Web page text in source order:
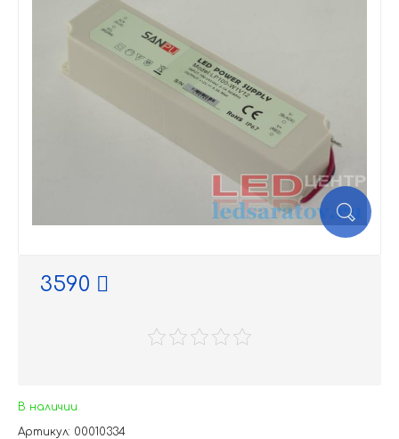
3590
В наличии
Артикул: 00010334